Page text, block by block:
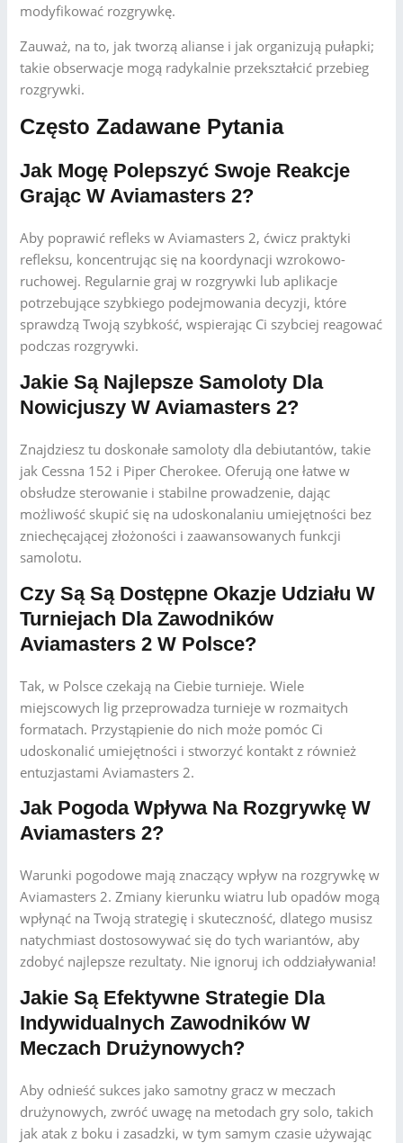
modyfikować rozgrywkę.
Zauważ, na to, jak tworzą alianse i jak organizują pułapki;
takie obserwacje mogą radykalnie przekształcić przebieg
rozgrywki.
Często Zadawane Pytania
Jak Mogę Polepszyć Swoje Reakcje
Grając W Aviamasters 2?
Aby poprawić refleks w Aviamasters 2, ćwicz praktyki
refleksu, koncentrując się na koordynacji wzrokowo-
ruchowej. Regularnie graj w rozgrywki lub aplikacje
potrzebujące szybkiego podejmowania decyzji, które
sprawdzą Twoją szybkość, wspierając Ci szybciej reagować
podczas rozgrywki.
Jakie Są Najlepsze Samoloty Dla
Nowicjuszy W Aviamasters 2?
Znajdziesz tu doskonałe samoloty dla debiutantów, takie
jak Cessna 152 i Piper Cherokee. Oferują one łatwe w
obsłudze sterowanie i stabilne prowadzenie, dając
możliwość skupić się na udoskonalaniu umiejętności bez
zniechęcającej złożoności i zaawansowanych funkcji
samolotu.
Czy Są Są Dostępne Okazje Udziału W
Turniejach Dla Zawodników
Aviamasters 2 W Polsce?
Tak, w Polsce czekają na Ciebie turnieje. Wiele
miejscowych lig przeprowadza turnieje w rozmaitych
formatach. Przystąpienie do nich może pomóc Ci
udoskonalić umiejętności i stworzyć kontakt z również
entuzjastami Aviamasters 2.
Jak Pogoda Wpływa Na Rozgrywkę W
Aviamasters 2?
Warunki pogodowe mają znaczący wpływ na rozgrywkę w
Aviamasters 2. Zmiany kierunku wiatru lub opadów mogą
wpłynąć na Twoją strategię i skuteczność, dlatego musisz
natychmiast dostosowywać się do tych wariantów, aby
zdobyć najlepsze rezultaty. Nie ignoruj ich oddziaływania!
Jakie Są Efektywne Strategie Dla
Indywidualnych Zawodników W
Meczach Drużynowych?
Aby odnieść sukces jako samotny gracz w meczach
drużynowych, zwróć uwagę na metodach gry solo, takich
jak atak z boku i zasadzki, w tym samym czasie używając